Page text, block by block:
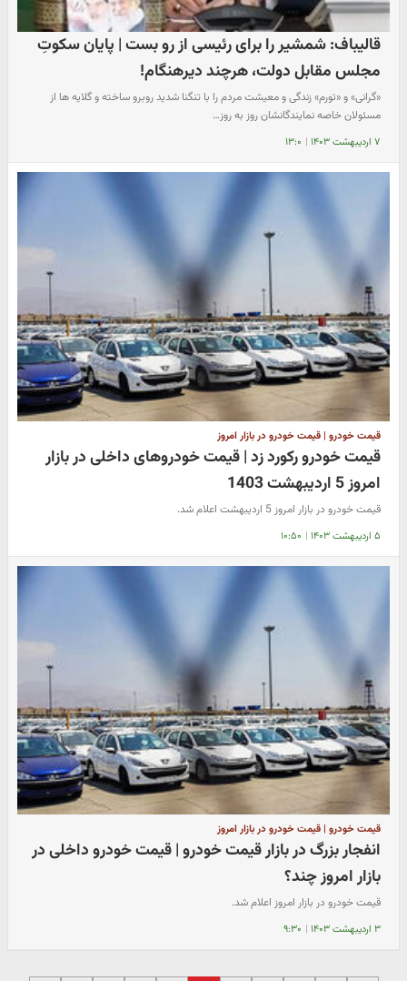
قالیباف: شمشیر را برای رئیسی از رو بست | پایان سکوتِ‌
مجلس مقابل دولت، هرچند دیرهنگام!
«گرانی» و «تورم» زندگی و معیشت مردم را با تنگنا شدید روبرو ساخته و گلایه ها از
مسئولان خاصه نمایندگانشان روز به روز…
۷ اردیبهشت ۱۴۰۳ | ۱۳:۰
قیمت خودرو | قیمت خودرو در بازار امروز
قیمت خودرو رکورد زد | قیمت خودروهای داخلی در بازار
امروز 5 اردیبهشت 1403
قیمت خودرو در بازار امروز 5 اردیبهشت اعلام شد.
۵ اردیبهشت ۱۴۰۳ | ۱۰:۵۰
قیمت خودرو | قیمت خودرو در بازار امروز
انفجار بزرگ در بازار قیمت خودرو | قیمت خودرو داخلی در
بازار امروز چند؟
قیمت خودرو در بازار امروز اعلام شد.
۳ اردیبهشت ۱۴۰۳ | ۹:۳۰